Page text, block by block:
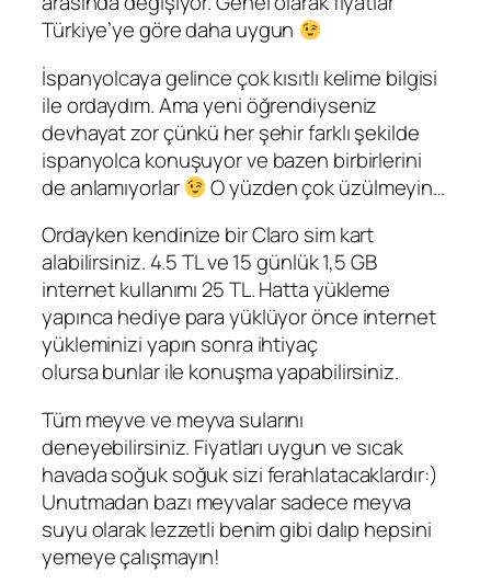
Türkiye’ye göre daha uygun
İspanyolcaya gelince çok kısıtlı kelime bilgisi
ile ordaydım. Ama yeni öğrendiyseniz
devhayat zor çünkü her şehir farklı şekilde
ispanyolca konuşuyor ve bazen birbirlerini
de anlamıyorlar
O yüzden çok üzülmeyin…
Ordayken kendinize bir Claro sim kart
alabilirsiniz. 4.5 TL ve 15 günlük 1,5 GB
internet kullanımı 25 TL. Hatta yükleme
yapınca hediye para yüklüyor önce internet
yükleminizi yapın sonra ihtiyaç
olursa bunlar ile konuşma yapabilirsiniz.
Tüm meyve ve meyva sularını
deneyebilirsiniz. Fiyatları uygun ve sıcak
havada soğuk soğuk sizi ferahlatacaklardır:)
Unutmadan bazı meyvalar sadece meyva
suyu olarak lezzetli benim gibi dalıp hepsini
yemeye çalışmayın!